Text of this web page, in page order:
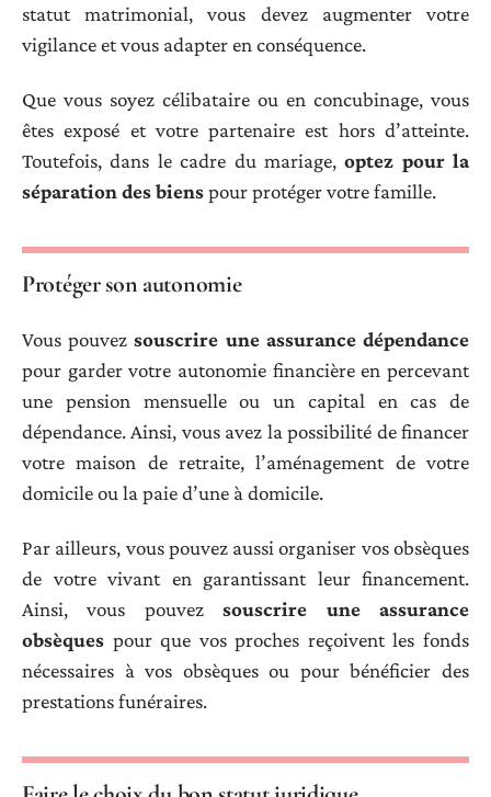
statut matrimonial, vous devez augmenter votre
vigilance et vous adapter en conséquence.
Que vous soyez célibataire ou en concubinage, vous
êtes exposé et votre partenaire est hors d’atteinte.
Toutefois, dans le cadre du mariage,optez pour la
séparation des bienspour protéger votre famille.
Protéger son autonomie
Vous pouvezsouscrire une assurance dépendance
pour garder votre autonomie financière en percevant
une pension mensuelle ou un capital en cas de
dépendance. Ainsi, vous avez la possibilité de financer
votre maison de retraite, l’aménagement de votre
domicile ou la paie d’une à domicile.
Par ailleurs, vous pouvez aussi organiser vos obsèques
de votre vivant en garantissant leur financement.
Ainsi, vous pouvezsouscrire une assurance
obsèques pour que vos proches reçoivent les fonds
nécessaires à vos obsèques ou pour bénéficier des
prestations funéraires.